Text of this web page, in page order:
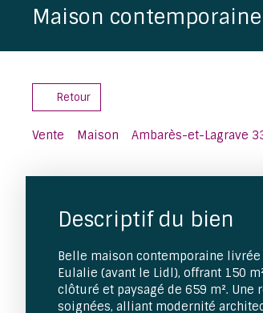
Maison
Retour
Vente Maison Ambarès-et-Lagrave
Descriptif du bien
Belle maison contemporaine
Eulalie (avant le Lidl), offrant 150
clôturé et paysagé de 659 m².
soignées, alliant modernité